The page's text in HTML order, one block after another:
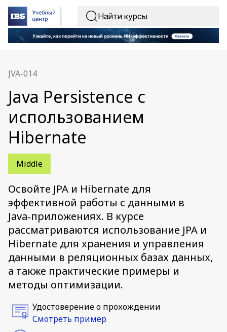
JVA-014
Java Persistence с
использованием
Hibernate
Middle
Освойте JPA и Hibernate для
эффективной работы с данными в
Java‑приложениях. В курсе
рассматриваются использование JPA и
Hibernate для хранения и управления
данными в реляционных базах данных,
а также практические примеры и
методы оптимизации.
Удостоверение о прохождении
Смотреть пример